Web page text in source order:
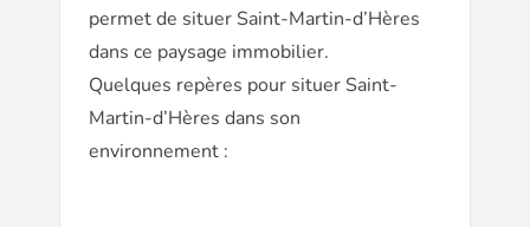
permet de situer Saint-Martin-d’Hères
dans ce paysage immobilier.
Quelques repères pour situer Saint-
Martin-d’Hères dans son
environnement :